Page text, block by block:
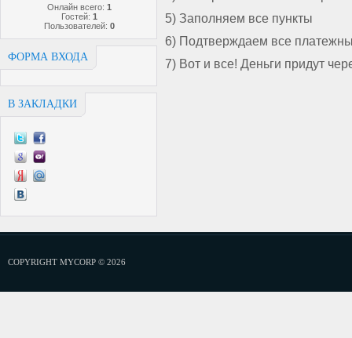
Онлайн всего: 1
Гостей: 1
Пользователей: 0
ФОРМА ВХОДА
В ЗАКЛАДКИ
5) Заполняем все пункты
6) Подтверждаем все
7) Вот и все! Деньги придут
COPYRIGHT MYCORP © 2026